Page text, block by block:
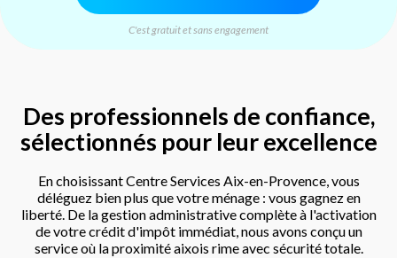
C'est gratuit et sans engagement
Des professionnels de confiance,
sélectionnés pour leur excellence
En choisissant Centre Services Aix-en-Provence, vous
déléguez bien plus que votre ménage : vous gagnez en
liberté. De la gestion administrative complète à l'activation
de votre crédit d'impôt immédiat, nous avons conçu un
service où la proximité aixois rime avec sécurité totale.